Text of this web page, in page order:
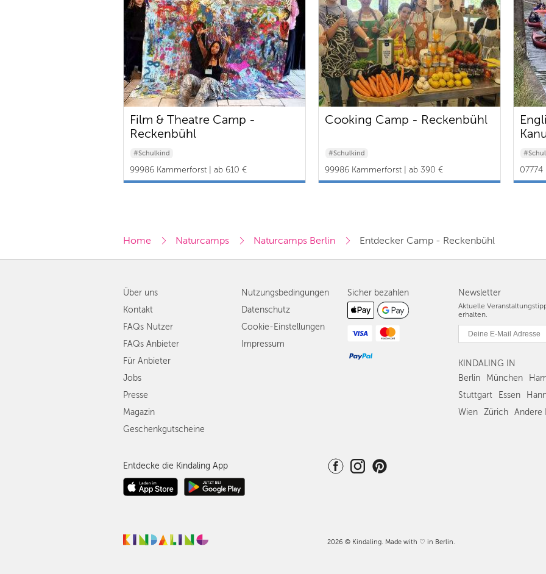
Film & Theatre Camp -
Reckenbühl
#Schulkind
99986 Kammerforst | ab 610 €
Cooking Camp - Reckenbühl
#Schulkind
99986 Kammerforst | ab 390 €
Home Naturcamps Naturcamps Berlin Entdecker Camp - Reckenbühl
Newsletter
Aktuelle
erhalten.
KINDALING IN
Berlin
München
Stuttgart
Essen
Wien
Zürich Andere
Über uns
Kontakt
FAQs Nutzer
FAQs Anbieter
Für Anbieter
Jobs
Presse
Magazin
Geschenkgutscheine
Nutzungsbedingungen
Datenschutz
Cookie-Einstellungen
Impressum
Sicher bezahlen
Entdecke die Kindaling App
2026 © Kindaling. Made with ♡ in Berlin.